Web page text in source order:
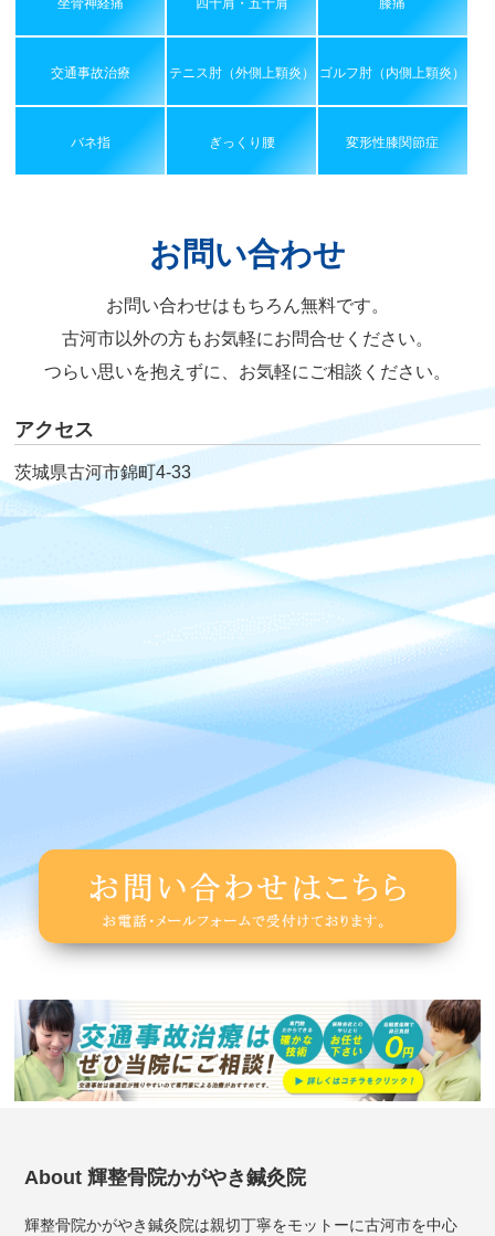
坐骨神経痛 四十肩・五十肩 膝痛
交通事故治療 テニス肘（外側上顆炎） ゴルフ肘（内側上顆炎）
バネ指 ぎっくり腰 変形性膝関節症
お問い合わせ
お問い合わせはもちろん無料です。
古河市以外の方もお気軽にお問合せください。
つらい思いを抱えずに、お気軽にご相談ください。
アクセス
茨城県古河市錦町4-33
About 輝整骨院かがやき鍼灸院
輝整骨院かがやき鍼灸院は親切丁寧をモットーに古河市を中心